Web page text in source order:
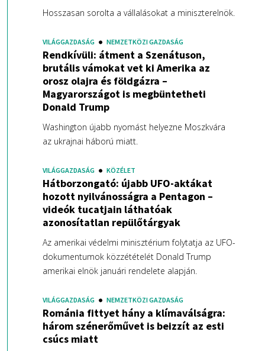
Hosszasan sorolta a vállalásokat a miniszterelnök.
VILÁGGAZDASÁG NEMZETKÖZI GAZDASÁG
Rendkívüli: átment a Szenátuson,
brutális vámokat vet ki Amerika az
orosz olajra és földgázra –
Magyarországot is megbüntetheti
Donald Trump
Washington újabb nyomást helyezne Moszkvára
az ukrajnai háború miatt.
VILÁGGAZDASÁG KÖZÉLET
Hátborzongató: újabb UFO-aktákat
hozott nyilvánosságra a Pentagon –
videók tucatjain láthatóak
azonosítatlan repülőtárgyak
Az amerikai védelmi minisztérium folytatja az UFO-
dokumentumok közzétételét Donald Trump
amerikai elnök januári rendelete alapján.
VILÁGGAZDASÁG NEMZETKÖZI GAZDASÁG
Románia fittyet hány a klímaválságra:
három szénerőművet is beizzít az esti
csúcs miatt